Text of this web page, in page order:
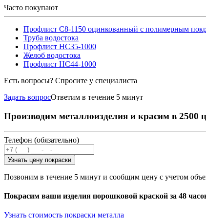
Часто покупают
Профлист С8-1150 оцинкованный с полимерным
Труба водостока
Профлист НС35-1000
Желоб водостока
Профлист НС44-1000
Есть вопросы? Спросите у специалиста
Задать вопросОтветим в течение 5 минут
Производим металлоизделия и красим в
Телефон (обязательно)
Узнать цену покраски
Позвоним в течение 5 минут и сообщим цену с учетом
Покрасим ваши изделия порошковой краской за 48
Узнать стоимость покраски металла